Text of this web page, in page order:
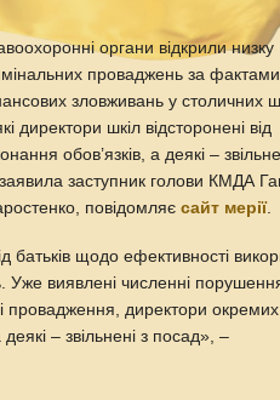
органи відкрили низку
проваджень за фактами
зловживань у столичних
директори шкіл відсторонені від
обов’язків, а деякі –
заступник голови КМДА
повідомляєсайт мерії.
батьків щодо ефективності
Уже виявлені численні
провадження, директори
деякі – звільнені з посад», –